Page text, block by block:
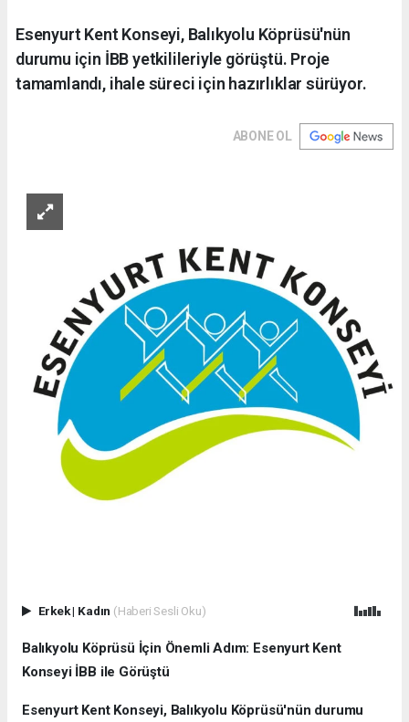
Esenyurt Kent Konseyi, Balıkyolu Köprüsü'nün
durumu için İBB yetkilileriyle görüştü. Proje
tamamlandı, ihale süreci için hazırlıklar sürüyor.
ABONE OL
Erkek| Kadın (Haberi Sesli Oku)
Balıkyolu Köprüsü İçin Önemli Adım: Esenyurt Kent
Konseyi İBB ile Görüştü
Esenyurt Kent Konseyi, Balıkyolu Köprüsü'nün durumu